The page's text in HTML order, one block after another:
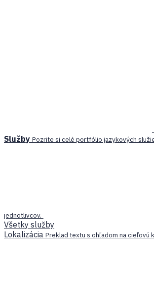
Služby Pozrite si celé portfólio jazykových
jednotlivcov.
Všetky služby
Lokalizácia Preklad textu s ohľadom na cieľovú